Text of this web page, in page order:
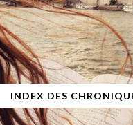
INDEX DES